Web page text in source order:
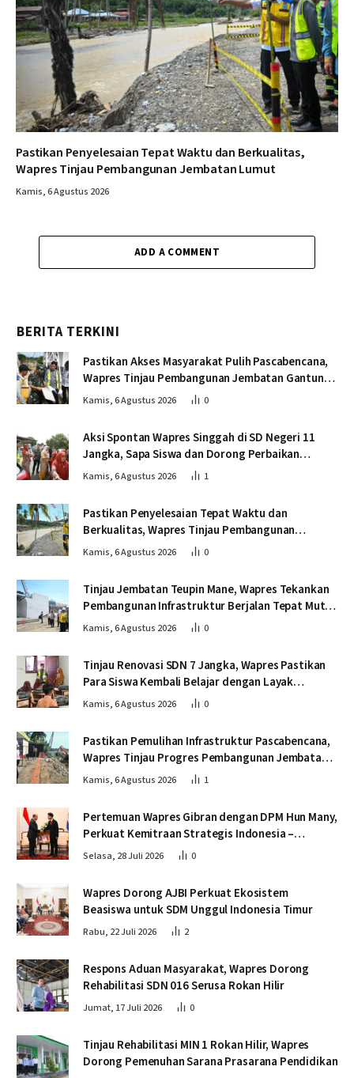
Pastikan Penyelesaian Tepat Waktu dan Berkualitas,
Wapres Tinjau Pembangunan Jembatan Lumut
Kamis, 6 Agustus 2026
ADD A COMMENT
BERITA TERKINI
Pastikan Akses Masyarakat Pulih Pascabencana,
Wapres Tinjau Pembangunan Jembatan Gantung
Kendawi
Kamis, 6 Agustus 2026 0
Aksi Spontan Wapres Singgah di SD Negeri 11
Jangka, Sapa Siswa dan Dorong Perbaikan
Sekolah
Kamis, 6 Agustus 2026 1
Pastikan Penyelesaian Tepat Waktu dan
Berkualitas, Wapres Tinjau Pembangunan
Jembatan Lumut
Kamis, 6 Agustus 2026 0
Tinjau Jembatan Teupin Mane, Wapres Tekankan
Pembangunan Infrastruktur Berjalan Tepat Mutu
dan Tepat Waktu
Kamis, 6 Agustus 2026 0
Tinjau Renovasi SDN 7 Jangka, Wapres Pastikan
Para Siswa Kembali Belajar dengan Layak
Pascabencana
Kamis, 6 Agustus 2026 0
Pastikan Pemulihan Infrastruktur Pascabencana,
Wapres Tinjau Progres Pembangunan Jembatan
Krueng Tingkeum Bireuen
Kamis, 6 Agustus 2026 1
Pertemuan Wapres Gibran dengan DPM Hun Many,
Perkuat Kemitraan Strategis Indonesia –
Kamboja
Selasa, 28 Juli 2026 0
Wapres Dorong AJBI Perkuat Ekosistem
Beasiswa untuk SDM Unggul Indonesia Timur
Rabu, 22 Juli 2026 2
Respons Aduan Masyarakat, Wapres Dorong
Rehabilitasi SDN 016 Serusa Rokan Hilir
Jumat, 17 Juli 2026 0
Tinjau Rehabilitasi MIN 1 Rokan Hilir, Wapres
Dorong Pemenuhan Sarana Prasarana Pendidikan